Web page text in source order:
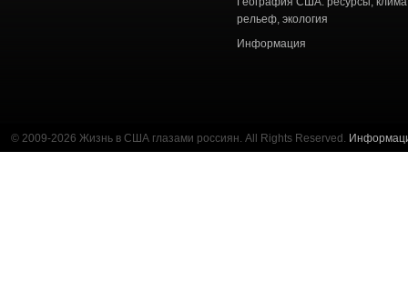
рельеф, экология
Информация
© 2009-2026 Жизнь в США глазами россиян. All Rights Reserved.